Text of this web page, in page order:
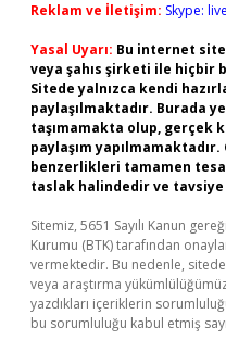
Reklam ve İletişim: Skype:
Yasal Uyarı: Bu internet
veya şahıs şirketi ile hiçbir
Sitede yalnızca kendi
paylaşılmaktadır. Burada
taşımamakta olup, gerçek
paylaşım
benzerlikleri tamamen
taslak halindedir ve
Sitemiz, 5651 Sayılı Kanun
Kurumu (BTK) tarafından
vermektedir. Bu nedenle,
veya araştırma
yazdıkları içeriklerin
bu sorumluluğu kabul etmiş